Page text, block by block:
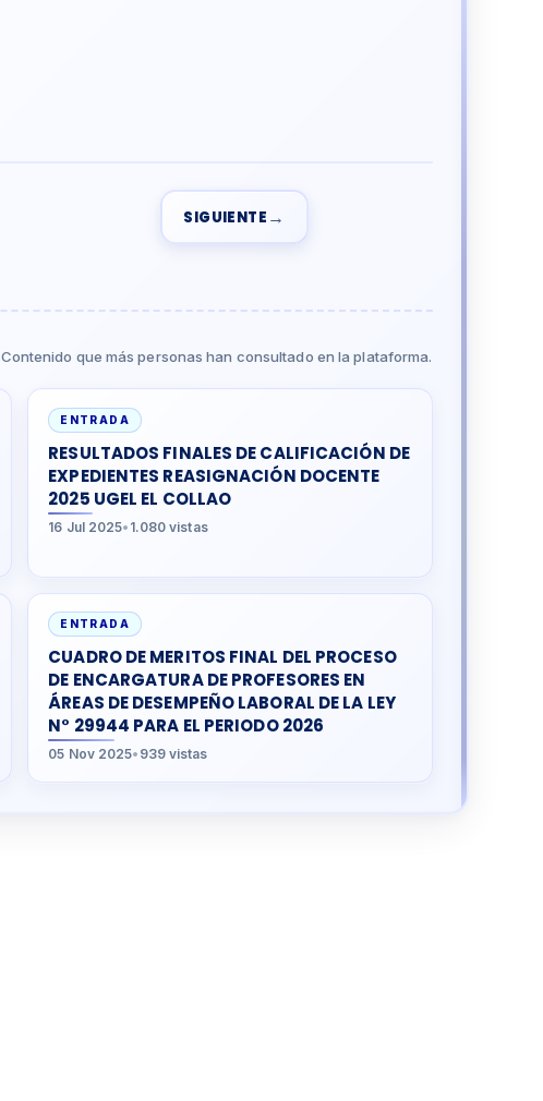
SIGUIENTE →
Contenido que más personas han consultado en la plataforma.
ENTRADA
RESULTADOS FINALES DE CALIFICACIÓN DE
EXPEDIENTES REASIGNACIÓN DOCENTE
2025 UGEL EL COLLAO
16 Jul 2025• 1.080 vistas
ENTRADA
CUADRO DE MERITOS FINAL DEL PROCESO
DE ENCARGATURA DE PROFESORES EN
ÁREAS DE DESEMPEÑO LABORAL DE LA LEY
N° 29944 PARA EL PERIODO 2026
05 Nov 2025• 939 vistas